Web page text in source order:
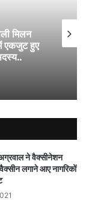
मिलन
एकजुट हुए
ने वैक्सीनेशन
लगाने आए नागरिकों